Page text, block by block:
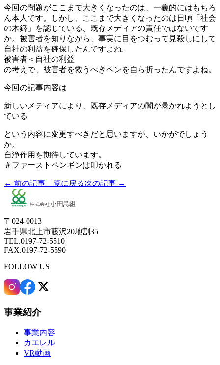
今回の問題がここまで大きくなったのは、一義的にはもちろ
ん本人です。しかし、ここまで大きくなったのは日頃「社会
の木鐸」を認じている、既存メディアの責任ではないです
か。被害者を知りながら、事実に目をつむって見殺しにして
自社の利益を確保したんですよね。
被害者＜自社の利益
の考えで、被害者を救うべきペンを自ら折ったんですよね。
今回の記事内容は
新しいメディアにより、既存メディアの闇が暴かれようとし
ている
という内容に変更すべきだと思いますが、いかがでしょう
か。
自浄作用を期待しています。
＃ファーストペンギンは叩かれる
← 前の記事一覧に戻る次の記事 →
〒024-0013
岩手県北上市藤沢20地割35
TEL.0197-72-5510
FAX.0197-72-5590
FOLLOW US
事業紹介
事業内容
カエレル
VR動画